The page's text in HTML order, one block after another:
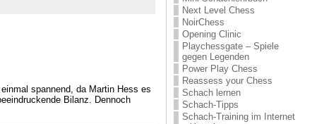
spannend, da Martin Hess es
Bilanz. Dennoch
Next Level Chess
NoirChess
Opening Clinic
Playchessgate – Spiele
gegen Legenden
Power Play Chess
Reassess your Chess
Schach lernen
Schach-Tipps
Schach-Training im Internet